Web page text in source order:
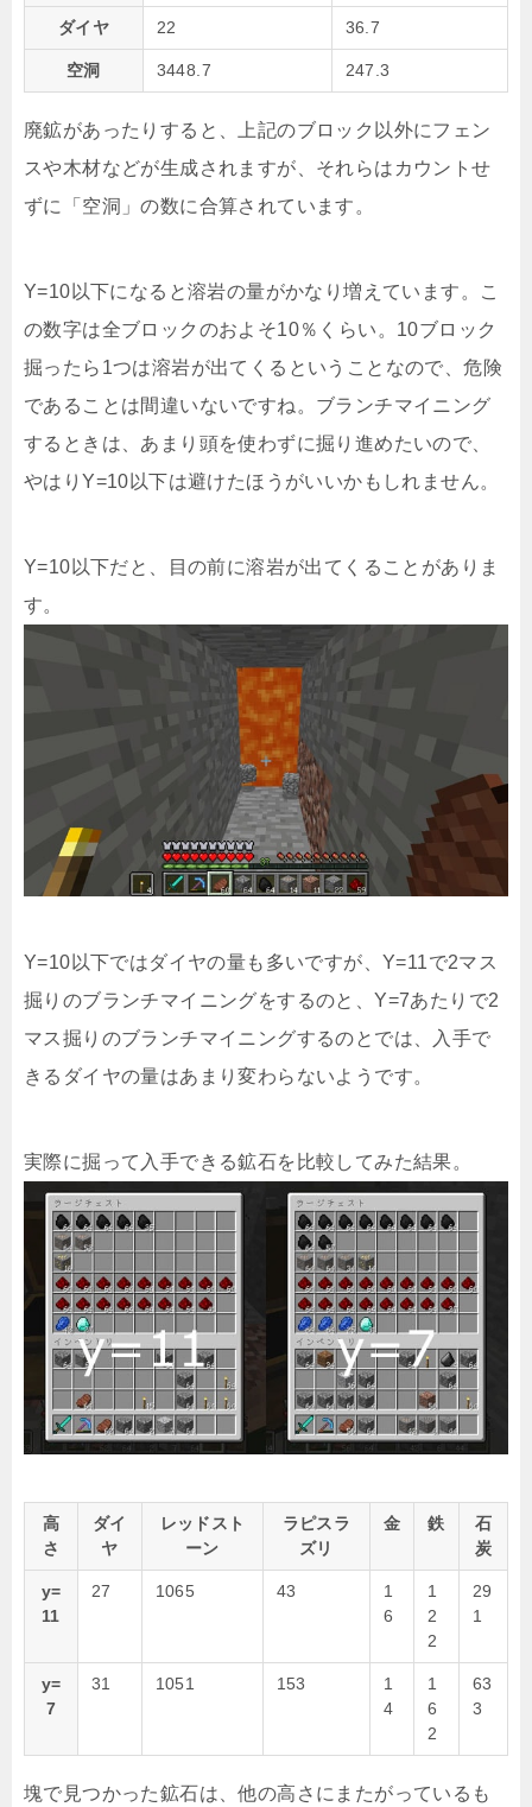
ダイヤ 22 36.7
空洞 3448.7 247.3
廃鉱があったりすると、上記のブロック以外にフェン
スや木材などが生成されますが、それらはカウントせ
ずに「空洞」の数に合算されています。
Y=10以下になると溶岩の量がかなり増えています。こ
の数字は全ブロックのおよそ10％くらい。10ブロック
掘ったら1つは溶岩が出てくるということなので、危険
であることは間違いないですね。ブランチマイニング
するときは、あまり頭を使わずに掘り進めたいので、
やはりY=10以下は避けたほうがいいかもしれません。
Y=10以下だと、目の前に溶岩が出てくることがありま
す。
Y=10以下ではダイヤの量も多いですが、Y=11で2マス
掘りのブランチマイニングをするのと、Y=7あたりで2
マス掘りのブランチマイニングするのとでは、入手で
きるダイヤの量はあまり変わらないようです。
実際に掘って入手できる鉱石を比較してみた結果。
高
さ
ダイ
ヤ
レッドスト
ーン
ラピスラ
ズリ
金 鉄
石
炭
y=
11
27 1065 43
1
6
1
2
2
29
1
y=
7
31 1051 153
1
4
1
6
2
63
3
塊で見つかった鉱石は、他の高さにまたがっているも